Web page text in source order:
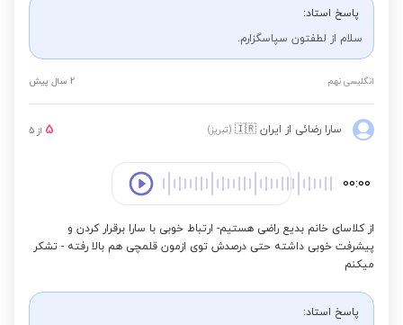
پاسخ استاد:
سلام از لطفتون سپاسگزارم.
انگلیسی نهم 2 سال پیش
سارا رضائی از ایران 🇮🇷 (تبریز) 5 از 5
00:00
از کلاسای خانم بدیع راضی هستیم- ارتباط خوبی با سارا برقرار کردن و
پیشرفت خوبی داشته حتی درصدش توی ازمون قلمچی هم بالا رفته - تشکر
میکنم
پاسخ استاد: